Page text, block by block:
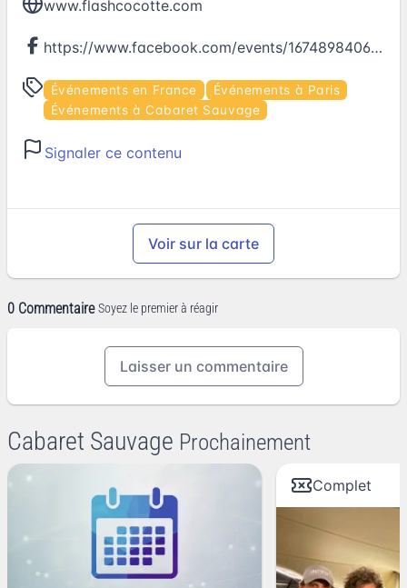
www.flashcocotte.com
https://www.facebook.com/events/1674898406154707
Événements en France
Événements à Paris
Événements à Cabaret Sauvage
Signaler ce contenu
Voir sur la carte
0 Commentaire Soyez le premier à réagir
Laisser un commentaire
Cabaret Sauvage Prochainement
Complet